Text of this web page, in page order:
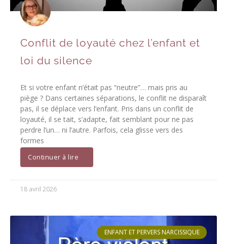
Conflit de loyauté chez l’enfant et
loi du silence
Et si votre enfant n’était pas “neutre”… mais pris au
piège ? Dans certaines séparations, le conflit ne disparaît
pas, il se déplace vers l’enfant. Pris dans un conflit de
loyauté, il se tait, s’adapte, fait semblant pour ne pas
perdre l’un… ni l’autre. Parfois, cela glisse vers des
formes
Continuer à lire
18 avril 2026
ENFANT ET PERVERS NARCISSIQUE